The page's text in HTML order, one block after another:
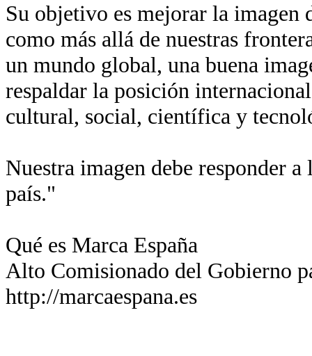
Su objetivo es mejorar la imagen
como más allá de nuestras
un mundo global, una buena
respaldar la posición
cultural, social, científica y
Nuestra imagen debe responder
país."
Qué es Marca España
Alto Comisionado del Gobierno
http://marcaespana.es